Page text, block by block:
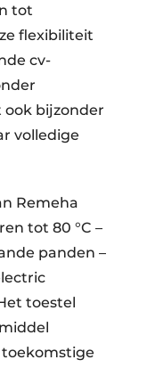
tot
flexibiliteit
cv-
bijzonder
volledige
Remeha
tot 80 °C –
panden –
toestel